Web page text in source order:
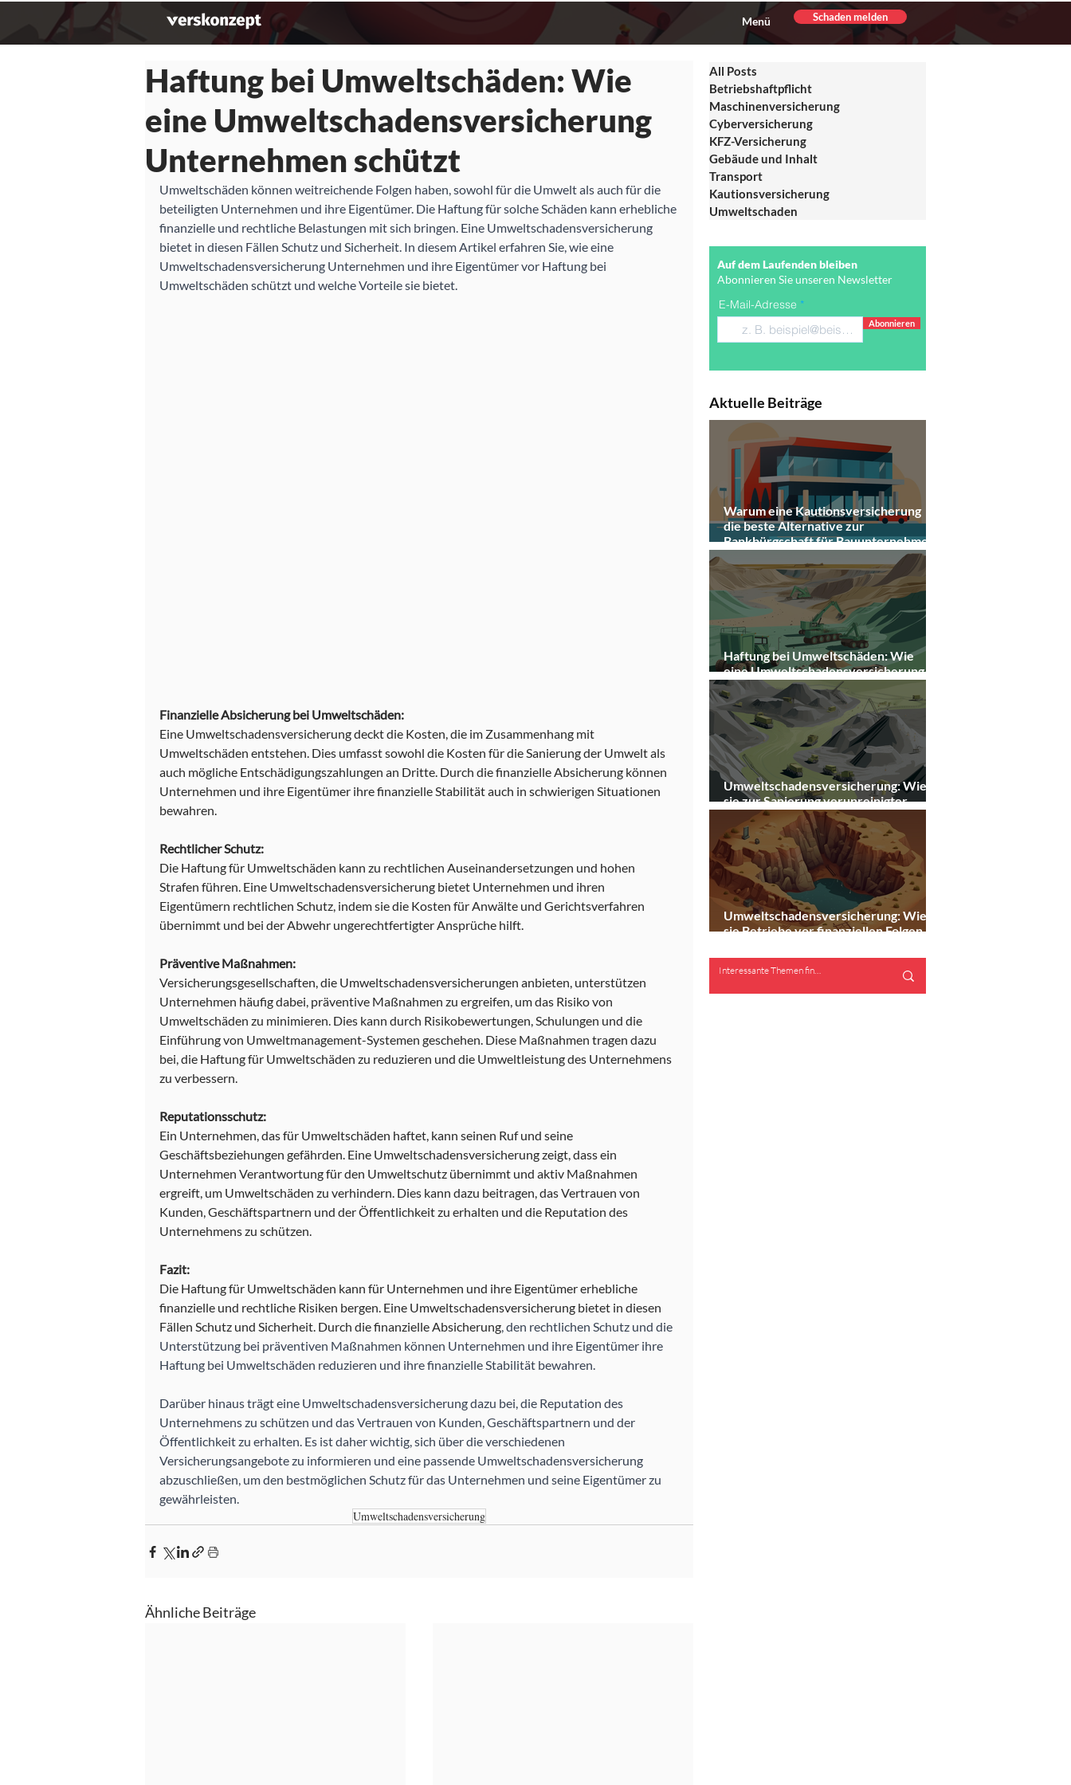
Menü Schaden melden
Haftung bei Umweltschäden: Wie
eine Umweltschadensversicherung
Unternehmen schützt
Umweltschäden können weitreichende Folgen haben, sowohl für die Umwelt als auch für die
beteiligten Unternehmen und ihre Eigentümer. Die Haftung für solche Schäden kann erhebliche
finanzielle und rechtliche Belastungen mit sich bringen. Eine Umweltschadensversicherung
bietet in diesen Fällen Schutz und Sicherheit. In diesem Artikel erfahren Sie, wie eine
Umweltschadensversicherung Unternehmen und ihre Eigentümer vor Haftung bei
Umweltschäden schützt und welche Vorteile sie bietet.
Finanzielle Absicherung bei Umweltschäden:
Eine Umweltschadensversicherung deckt die Kosten, die im Zusammenhang mit
Umweltschäden entstehen. Dies umfasst sowohl die Kosten für die Sanierung der Umwelt als
auch mögliche Entschädigungszahlungen an Dritte. Durch die finanzielle Absicherung können
Unternehmen und ihre Eigentümer ihre finanzielle Stabilität auch in schwierigen Situationen
bewahren.
Rechtlicher Schutz:
Die Haftung für Umweltschäden kann zu rechtlichen Auseinandersetzungen und hohen
Strafen führen. Eine Umweltschadensversicherung bietet Unternehmen und ihren
Eigentümern rechtlichen Schutz, indem sie die Kosten für Anwälte und Gerichtsverfahren
übernimmt und bei der Abwehr ungerechtfertigter Ansprüche hilft.
Präventive Maßnahmen:
Versicherungsgesellschaften, die Umweltschadensversicherungen anbieten, unterstützen
Unternehmen häufig dabei, präventive Maßnahmen zu ergreifen, um das Risiko von
Umweltschäden zu minimieren. Dies kann durch Risikobewertungen, Schulungen und die
Einführung von Umweltmanagement-Systemen geschehen. Diese Maßnahmen tragen dazu
bei, die Haftung für Umweltschäden zu reduzieren und die Umweltleistung des Unternehmens
zu verbessern.
Reputationsschutz:
Ein Unternehmen, das für Umweltschäden haftet, kann seinen Ruf und seine
Geschäftsbeziehungen gefährden. Eine Umweltschadensversicherung zeigt, dass ein
Unternehmen Verantwortung für den Umweltschutz übernimmt und aktiv Maßnahmen
ergreift, um Umweltschäden zu verhindern. Dies kann dazu beitragen, das Vertrauen von
Kunden, Geschäftspartnern und der Öffentlichkeit zu erhalten und die Reputation des
Unternehmens zu schützen.
Fazit:
Die Haftung für Umweltschäden kann für Unternehmen und ihre Eigentümer erhebliche
finanzielle und rechtliche Risiken bergen. Eine Umweltschadensversicherung bietet in diesen
Fällen Schutz und Sicherheit. Durch die finanzielle Absicherung, den rechtlichen Schutz und die
Unterstützung bei präventiven Maßnahmen können Unternehmen und ihre Eigentümer ihre
Haftung bei Umweltschäden reduzieren und ihre finanzielle Stabilität bewahren.
Darüber hinaus trägt eine Umweltschadensversicherung dazu bei, die Reputation des
Unternehmens zu schützen und das Vertrauen von Kunden, Geschäftspartnern und der
Öffentlichkeit zu erhalten. Es ist daher wichtig, sich über die verschiedenen
Versicherungsangebote zu informieren und eine passende Umweltschadensversicherung
abzuschließen, um den bestmöglichen Schutz für das Unternehmen und seine Eigentümer zu
gewährleisten.
Umweltschadensversicherung
Ähnliche Beiträge
All Posts
Betriebshaftpflicht
Maschinenversicherung
Cyberversicherung
KFZ-Versicherung
Gebäude und Inhalt
Transport
Kautionsversicherung
Umweltschaden
Auf dem Laufenden bleiben
Abonnieren Sie unseren Newsletter
E-Mail-Adresse
Abonnieren
Aktuelle Beiträge
Warum eine Kautionsversicherung
die beste Alternative zur
Bankbürgschaft für Bauunternehmen
Haftung bei Umweltschäden: Wie
eine Umweltschadensversicherung
Unternehmen schützt
Umweltschadensversicherung: Wie
sie zur Sanierung verunreinigter
Standorte beiträgt
Umweltschadensversicherung: Wie
sie Betriebe vor finanziellen Folgen